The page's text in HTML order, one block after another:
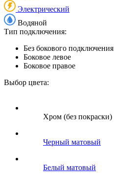
Электрический
Водяной
Тип подключения:
Без бокового подключения
Боковое левое
Боковое правое
Выбор цвета:
Хром (без покраски)
Черный матовый
Белый матовый